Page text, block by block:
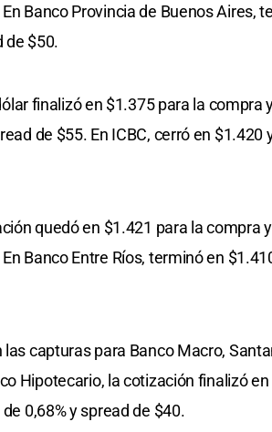
Banco Provincia de Buenos Aires,
de $50.
finalizó en $1.375 para la compra
de $55. En ICBC, cerró en $1.420
quedó en $1.421 para la compra
Banco Entre Ríos, terminó en
capturas para Banco Macro,
Hipotecario, la cotización finalizó
0,68% y spread de $40.